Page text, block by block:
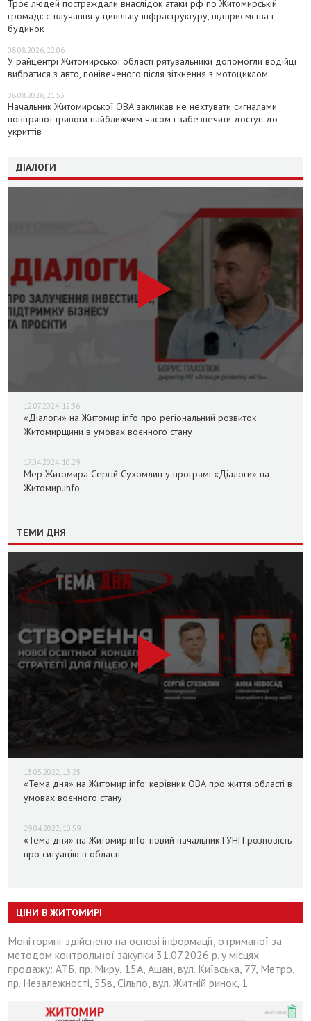
Троє людей постраждали внаслідок атаки рф по Житомирській
громаді: є влучання у цивільну інфраструктуру, підприємства і
будинок
08.08.2026, 22:06
У райцентрі Житомирської області рятувальники допомогли водійці
вибратися з авто, понівеченого після зіткнення з мотоциклом
08.08.2026, 21:53
Начальник Житомирської ОВА закликав не нехтувати сигналами
повітряної тривоги найближчим часом і забезпечити доступ до
укриттів
ДІАЛОГИ
12.07.2024, 12:36
«Діалоги» на Житомир.info про регіональний розвиток
Житомирщини в умовах воєнного стану
17.04.2024, 10:29
Мер Житомира Сергій Сухомлин у програмі «Діалоги» на
Житомир.info
ТЕМИ ДНЯ
13.05.2022, 13:25
«Тема дня» на Житомир.info: керівник ОВА про життя області в
умовах воєнного стану
29.04.2022, 10:59
«Тема дня» на Житомир.info: новий начальник ГУНП розповість
про ситуацію в області
ЦІНИ В ЖИТОМИРІ
Моніторинг здійснено на основі інформації, отриманої за
методом контрольної закупки 31.07.2026 р. у місцях
продажу: АТБ, пр. Миру, 15А, Ашан, вул. Київська, 77, Метро,
пр. Незалежності, 55в, Сільпо, вул. Житній ринок, 1